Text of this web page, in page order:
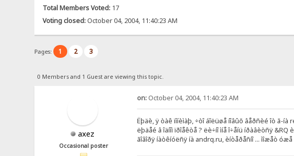
Total Members Voted: 17
Voting closed:October 04, 2004, 11:40:23 AM
Pages: 1 2 3
0 Members and 1 Guest are viewing this topic.
axez
Occasional poster
on:October 04, 2004, 11:40:23 AM
Ëþäè, ÿ òàê ïîíèìàþ, ÷òî áîëüøå íîâûõ âåðñèé îò ã-íà
ëþäåé â îäíîì ïðîåêòå ? ëè÷íî ìíå î÷åíü íðàâèòñÿ
ãîâîðÿ íàòêíóëñÿ íà andrq.ru, èíòåðåñíî ... ìîæåò